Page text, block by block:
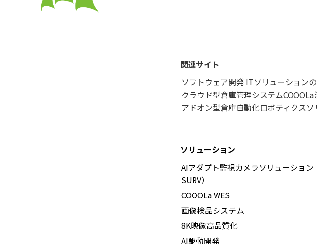
関連サイト
ソフトウェア開発 ITソリューション
クラウド型倉庫管理システムCOOOLa
アドオン型倉庫自動化ロボティクスソ
ソリューション
AIアダプト監視カメラソリューション
SURV）
COOOLa WES
画像検品システム
8K映像高品質化
AI駆動開発